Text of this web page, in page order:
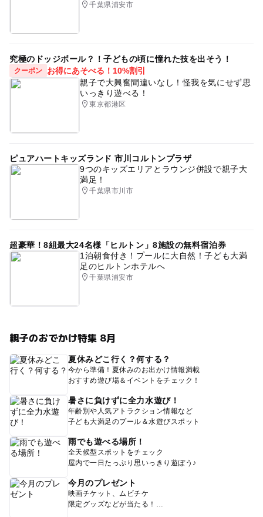
千葉県浦安市
究極のドッジボール？！子どもの頃に憧れた技を出そう！
クーポン
お得にあそべる！10%割引
親子で大興奮間違いなし！怪我を気にせず思
いっきり遊べる！
東京都港区
ピュアハートキッズランド 市川コルトンプラザ
9つのキッズエリアとラウンジ併設で親子大
満足！
千葉県市川市
超豪華！8組最大24名様「ヒルトン」8施設の無料宿泊券
1泊朝食付き！プールに大自然！子ども大満
足のヒルトンホテルへ
千葉県浦安市
親子のおでかけ特集 8月
夏休みどこ行く？何する？
今から準備！夏休みのお出かけ情報満載
おすすめ遊び場＆イベントをチェック！
暑さに負けずに全力水遊び！
年齢別や人気アトラクション情報など
子ども大満足のプール＆水遊びスポット
雨でも遊べる場所！
全天候型スポットをチェック
屋内で一日たっぷり思いっきり遊ぼう♪
今月のプレゼント
映画チケット、ムビチケ
限定グッズなどが当たる！